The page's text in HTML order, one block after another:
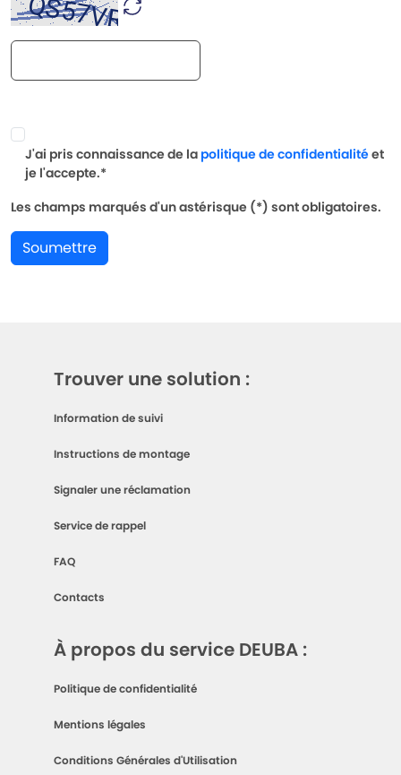
J'ai pris connaissance de la politique de confidentialitéet
je l'accepte.*
Les champs marqués d'un astérisque (*) sont obligatoires.
Soumettre
Trouver une solution :
Information de suivi
Instructions de montage
Signaler une réclamation
Service de rappel
FAQ
Contacts
À propos du service DEUBA :
Politique de confidentialité
Mentions légales
Conditions Générales d'Utilisation